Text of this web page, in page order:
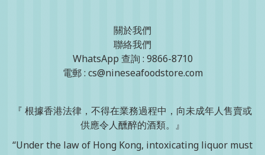
關於我們
聯絡我們
WhatsApp 查詢 : 9866-8710
電郵 : cs@nineseafoodstore.com
『 根據香港法律，不得在業務過程中，向未成年人售賣或
供應令人醺醉的酒類。』
“Under the law of Hong Kong, intoxicating liquor must